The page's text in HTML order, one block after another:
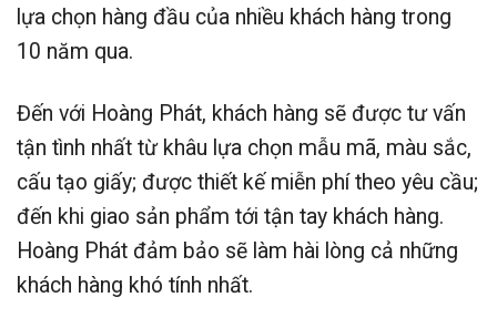
lựa chọn hàng đầu của nhiều khách hàng trong
10 năm qua.
Đến với Hoàng Phát, khách hàng sẽ được tư vấn
tận tình nhất từ khâu lựa chọn mẫu mã, màu sắc,
cấu tạo giấy; được thiết kế miễn phí theo yêu cầu;
đến khi giao sản phẩm tới tận tay khách hàng.
Hoàng Phát đảm bảo sẽ làm hài lòng cả những
khách hàng khó tính nhất.